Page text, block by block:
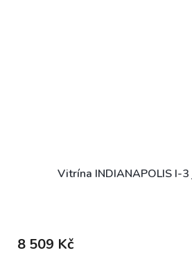
Vitrína INDIANAPOLIS I-
8 509 Kč